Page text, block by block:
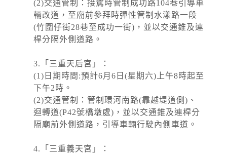
2026-08-08, 17:00│新北市政府
颱風來襲，預計於 115 年 8 月 8 日 17 時整執行
市轄橫移門、越堤道及堤外便道只出不進管制，
並於 18 時整執行橫移門、越堤道及堤外便道封
開放路邊停車
2026-08-08, 17:00│新北市政府
交通局指出，橫移門周邊部分紅黃線開放停車路
段，包含新店溪流域、大漢溪右岸與左岸、淡水
河流域等處，部分為雙邊開放停車，部分為單
邊，詳洽新北市府官網。 交通局補充...
2026-08-08, 17:00│新北市政府
(2)交通管制：接駕時管制成功路104巷引導車
輛改道，至廟前參拜時彈性管制水漾路一段
(竹圍仔街28巷至成功一街)，並以交通錐及連
桿分隔外側道路。
3.「三重天后宮」：
(1)日期時間:預計6月6日(星期六)上午8時起至
下午2時。
(2)交通管制：管制環河南路(靠越堤道側)、
迴轉道(P42號橋墩處)，並以交通錐及連桿分
隔廟前外側道路，引導車輛行駛內側車道。
4.「三重義天宮」：